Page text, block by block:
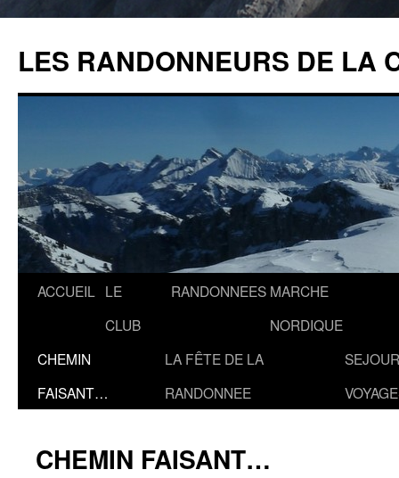
contenu
LES RANDONNEURS DE LA
ACCUEIL LE
CLUB
RANDONNEES MARCHE
NORDIQUE
CHEMIN
FAISANT…
LA FÊTE DE LA
RANDONNEE
CHEMIN FAISANT…